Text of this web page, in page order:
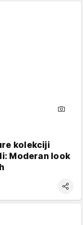
kolekciji
Moderan look